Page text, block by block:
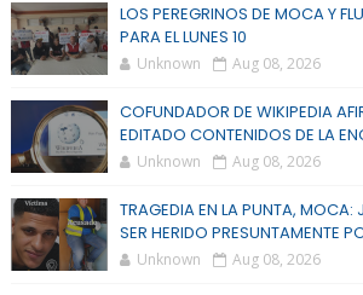
LOS PEREGRINOS DE MOCA Y
PARA EL LUNES 10
Unknown Aug 08, 2026
COFUNDADOR DE WIKIPEDIA
EDITADO CONTENIDOS DE LA
Unknown Aug 08, 2026
TRAGEDIA EN LA PUNTA, MOCA:
SER HERIDO PRESUNTAMENTE
Unknown Aug 08, 2026